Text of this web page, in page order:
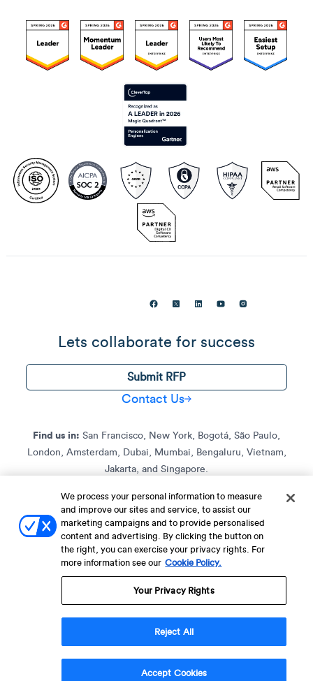
Lets collaborate for success
Submit RFP
Contact Us
Find us in: San Francisco, New York, Bogotá, São Paulo,
London, Amsterdam, Dubai, Mumbai, Bengaluru, Vietnam,
Jakarta, and Singapore.
Terms of Service Terms of Service for C4S
Privacy Policy
EU-U.S. Data Privacy Framework Policy
Fraud Notice
© 2013 Onwards. All Rights Reserved. CleverTap Is Brought To You By
WizRocket, Inc.
Legal Name - CleverTap Private Limited | DBA Name - CleverTap
×
We process your personal information to measure
and improve our sites and service, to assist our
marketing campaigns and to provide personalised
content and advertising. By clicking the button on
the right, you can exercise your privacy rights. For
more information see our Cookie Policy.
Your Privacy Rights
Reject All
Accept Cookies